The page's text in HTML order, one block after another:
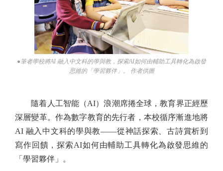
●筆者學校將AI 融入中文科的學與教，探索AI如何由輔助工具轉化為啟發
思維的「學習夥伴」。 作者供圖
隨着人工智能（AI）浪潮席捲全球，教育界正經歷
深層變革。作為數字教育的先行者，本校循序漸進地將
AI 融入中文科的學與教——從神話探索、古詩賞析到
寫作回饋，探索AI如何由輔助工具轉化為啟發思維的
「學習夥伴」。